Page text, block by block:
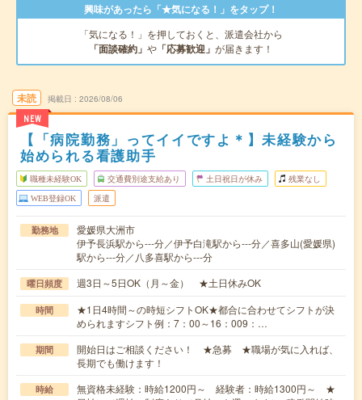
興味があったら「★気になる！」をタップ！
「気になる！」を押しておくと、派遣会社から
「面談確約」 や 「応募歓迎」 が届きます！
未読
NEW
掲載日 2026/08/06
【「病院勤務」ってイイですよ＊】未経験から
始められる看護助手
職種未経験OK 交通費別途支給あり 土日祝日が休み 残業なし
WEB登録OK 派遣
勤務地
愛媛県大洲市
伊予長浜駅から---分／伊予白滝駅から---分／喜多山(愛媛県)
駅から---分／八多喜駅から---分
曜日頻度 週3日～5日OK（月～金） ★土日休みOK
時間
★1日4時間～の時短シフトOK★都合に合わせてシフトが決
められますシフト例：7：00～16：009：…
期間
開始日はご相談ください！ ★急募 ★職場が気に入れば、
長期でも働けます！
時給
無資格未経験：時給1200円～ 経験者：時給1300円～ ★